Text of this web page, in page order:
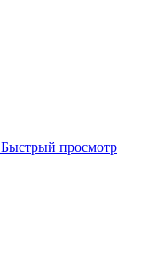
Быстрый просмотр